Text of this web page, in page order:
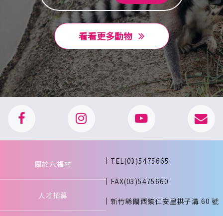
看看更多動物
關於六福村
人才招募
TEL(03)5475665
FAX(03)5475660
新竹縣關西鎮仁安里拱子溝 60 號